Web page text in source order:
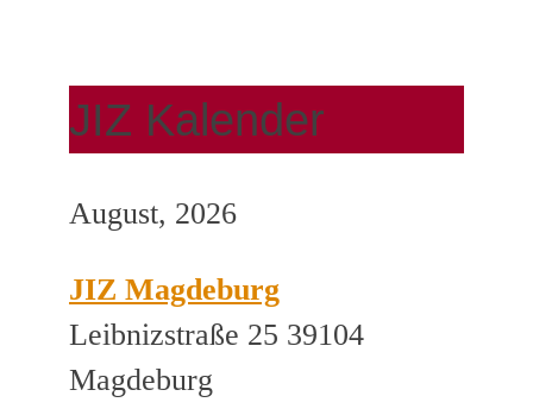
JIZ Kalender
August, 2026
JIZ Magdeburg
Leibnizstraße 25 39104
Magdeburg